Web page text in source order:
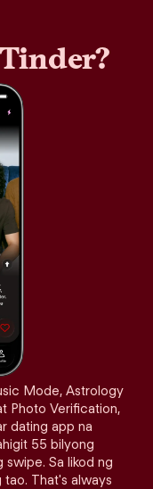
Mode, Astrology
Photo Verification,
dating app na
55 bilyong
swipe. Sa likod ng
That's always